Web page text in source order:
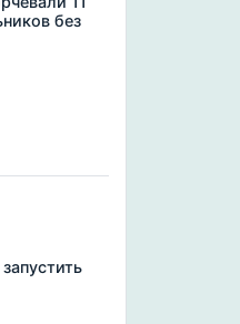
без